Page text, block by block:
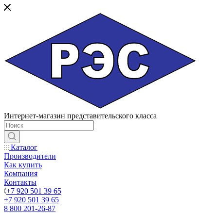
Интернет-магазин представительского класса
Каталог
Производители
Как купить
Компания
Контакты
+7 920 501 39 65
+7 920 501 39 65
8 800 201-26-87